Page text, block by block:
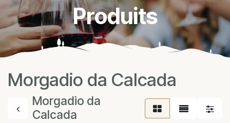
Produits
Morgadio da Calcada
Morgadio da
Calcada